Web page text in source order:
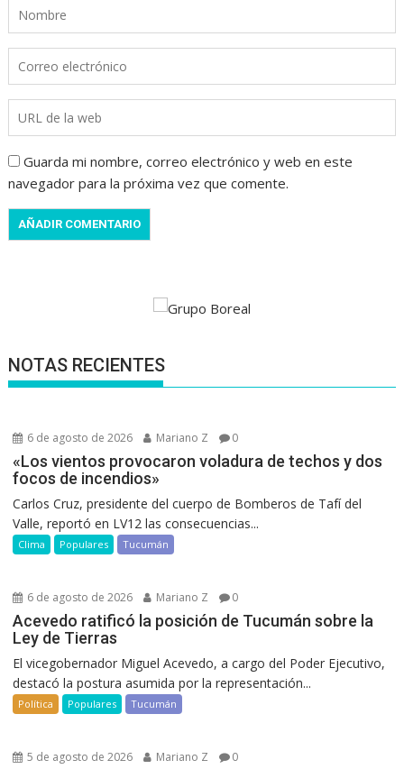
Guarda mi nombre, correo electrónico y web en este
navegador para la próxima vez que comente.
NOTAS RECIENTES
6 de agosto de 2026 Mariano Z 0
«Los vientos provocaron voladura de techos y dos
focos de incendios»
Carlos Cruz, presidente del cuerpo de Bomberos de Tafí del
Valle, reportó en LV12 las consecuencias...
Clima Populares Tucumán
6 de agosto de 2026 Mariano Z 0
Acevedo ratificó la posición de Tucumán sobre la
Ley de Tierras
El vicegobernador Miguel Acevedo, a cargo del Poder Ejecutivo,
destacó la postura asumida por la representación...
Política Populares Tucumán
5 de agosto de 2026 Mariano Z 0